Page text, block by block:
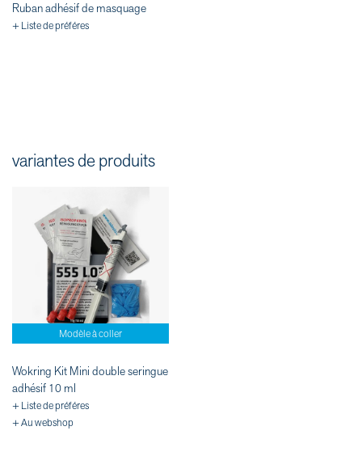
Ruban adhésif de masquage
+ Liste de préféres
variantes de produits
Modèle à coller
Wokring Kit Mini double seringue
adhésif 10 ml
+ Liste de préféres
+ Au webshop